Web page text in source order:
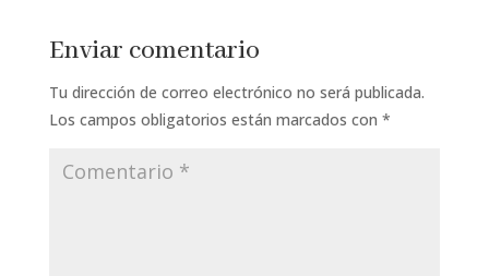
Enviar comentario
Tu dirección de correo electrónico no será publicada.
Los campos obligatorios están marcados con *